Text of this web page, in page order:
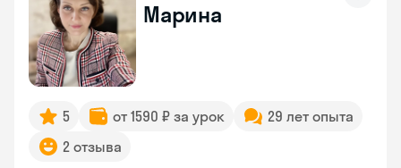
Марина
5 от 1590 ₽ за урок
29 лет опыта
2 отзыва